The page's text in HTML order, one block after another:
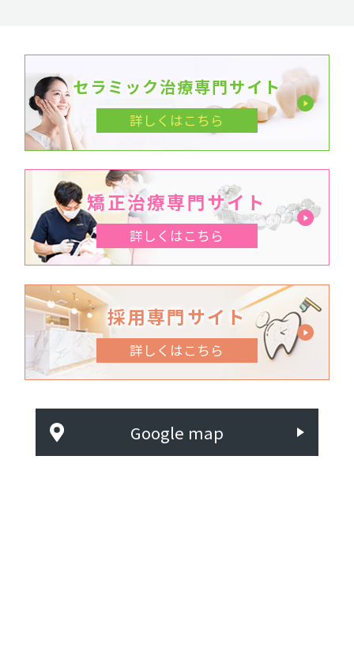
セラミック治療専門サイト
詳しくはこちら
矯正治療専門サイト
詳しくはこちら
採用専門サイト
詳しくはこちら
Google map